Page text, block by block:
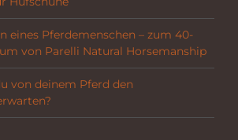
eines Pferdemenschen – zum 40-
von Parelli Natural Horsemanship
von deinem Pferd den